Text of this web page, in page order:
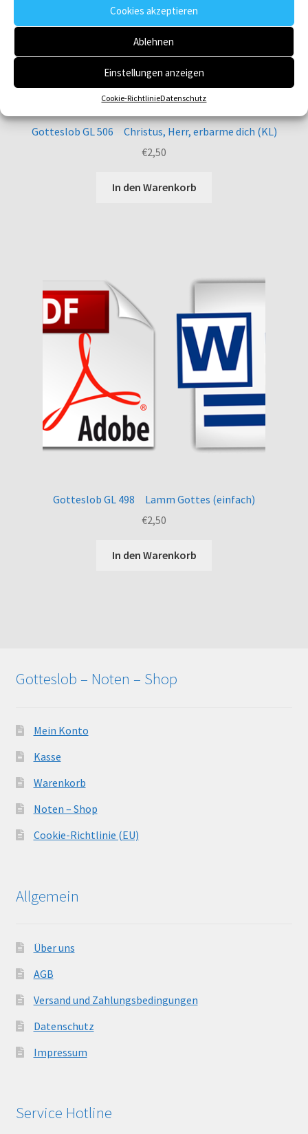
Cookies akzeptieren
Ablehnen
Einstellungen anzeigen
Cookie-RichtlinieDatenschutz
Gotteslob GL 506 Christus, Herr, erbarme dich (KL)
€2,50
In den Warenkorb
Gotteslob GL 498 Lamm Gottes (einfach)
€2,50
In den Warenkorb
Gotteslob – Noten – Shop
Mein Konto
Kasse
Warenkorb
Noten – Shop
Cookie-Richtlinie (EU)
Allgemein
Über uns
AGB
Versand und Zahlungsbedingungen
Datenschutz
Impressum
Service Hotline